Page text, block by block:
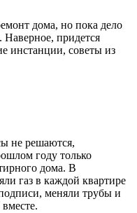
дома, но пока дело
Наверное, придется
инстанции, советы из
не решаются,
году только
дома. В
газ в каждой квартире
меняли трубы и